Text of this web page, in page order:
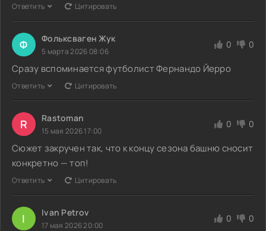
Ответить Цитировать
Ф Фольксваген Жук
5 марта 2026 08:06
0 0
Сразу вспоминается футболист Фернандо Йерро
Ответить Цитировать
R Rastoman
15 мая 2026 17:00
0 0
Сюжет закручен так, что к концу сезона башню сносит
конкретно — топ!
Ответить Цитировать
I Ivan Petrov
17 мая 2026 20:00
0 0